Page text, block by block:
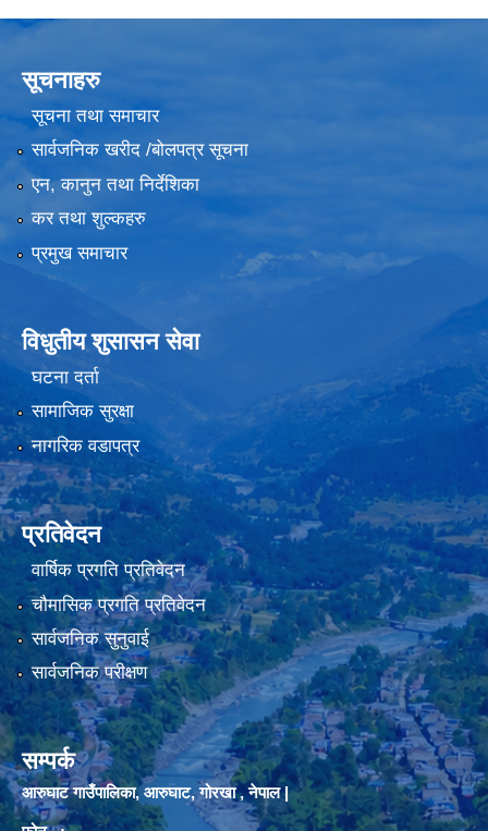
सूचनाहरु
सूचना तथा समाचार
सार्वजनिक खरीद /बोलपत्र सूचना
एन, कानुन तथा निर्देशिका
कर तथा शुल्कहरु
प्रमुख समाचार
विधुतीय शुसासन सेवा
घटना दर्ता
सामाजिक सुरक्षा
नागरिक वडापत्र
प्रतिवेदन
वार्षिक प्रगति प्रतिवेदन
चौमासिक प्रगति प्रतिवेदन
सार्वजनिक सुनुवाई
सार्वजनिक परीक्षण
सम्पर्क
आरुघाट गाउँपालिका, आरुघाट, गोरखा , नेपाल |